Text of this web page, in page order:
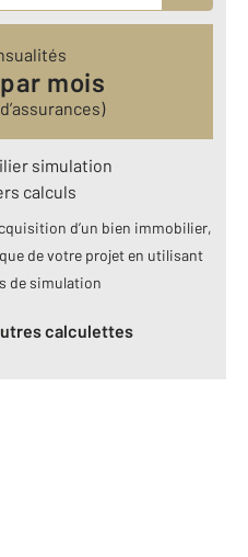
mois
simulation
calculs
d’un bien immobilier,
de votre projet en utilisant
de simulation
calculettes